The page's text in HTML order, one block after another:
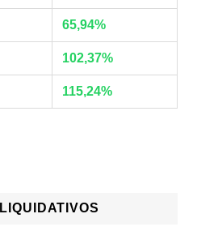
65,94%
102,37%
115,24%